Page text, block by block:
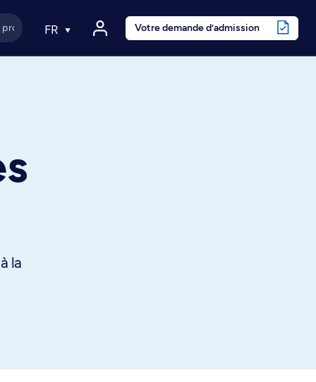
FR Votre demande d’admission
la